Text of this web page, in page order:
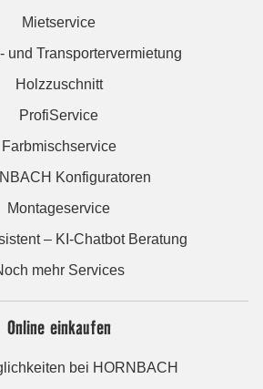
Mietservice
und Transportervermietung
Holzzuschnitt
ProfiService
Farbmischservice
Konfiguratoren
Montageservice
– KI-Chatbot Beratung
mehr Services
Online einkaufen
bei HORNBACH